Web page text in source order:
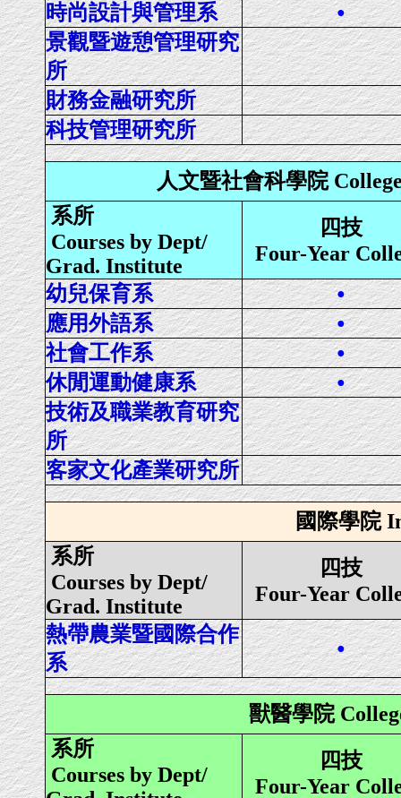
時尚設計與管理系 ●
景觀暨遊憩管理研究
所
財務金融研究所
科技管理研究所
人文暨社會科學院
系所
Courses by Dept/
Grad. Institute
四技
Four-Year
幼兒保育系
●
應用外語系 ●
社會工作系 ●
休閒運動健康系 ●
技術及職業教育研究
所
客家文化產業研究所
國際學院
系所
Courses by Dept/
Grad. Institute
四技
Four-Year
熱帶農業暨國際合作
系
●
獸醫學院
系所
Courses by Dept/
四技
Four-Year